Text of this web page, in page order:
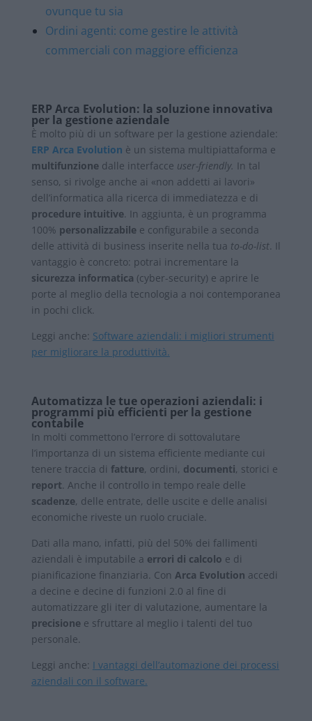
ovunque tu sia
Ordini agenti: come gestire le attività
commerciali con maggiore efficienza
ERP Arca Evolution: la soluzione innovativa
per la gestione aziendale
È molto più di un software per la gestione aziendale:
ERP Arca Evolution è un sistema multipiattaforma e
multifunzionedalle interfacce user-friendly. In tal
senso, si rivolge anche ai «non addetti ai lavori»
dell’informatica alla ricerca di immediatezza e di
procedure intuitive. In aggiunta, è un programma
100% personalizzabilee configurabile a seconda
delle attività di business inserite nella tua to-do-list. Il
vantaggio è concreto: potrai incrementare la
sicurezza informatica (cyber-security) e aprire le
porte al meglio della tecnologia a noi contemporanea
in pochi click.
Leggi anche: Software aziendali: i migliori strumenti
per migliorare la produttività.
Automatizza le tue operazioni aziendali: i
programmi più efficienti per la gestione
contabile
In molti commettono l’errore di sottovalutare
l’importanza di un sistema efficiente mediante cui
tenere traccia di fatture, ordini, documenti, storici e
report. Anche il controllo in tempo reale delle
scadenze, delle entrate, delle uscite e delle analisi
economiche riveste un ruolo cruciale.
Dati alla mano, infatti, più del 50% dei fallimenti
aziendali è imputabile a errori di calcolo e di
pianificazione finanziaria. Con Arca Evolution accedi
a decine e decine di funzioni 2.0 al fine di
automatizzare gli iter di valutazione, aumentare la
precisionee sfruttare al meglio i talenti del tuo
personale.
Leggi anche: I vantaggi dell’automazione dei processi
aziendali con il software.